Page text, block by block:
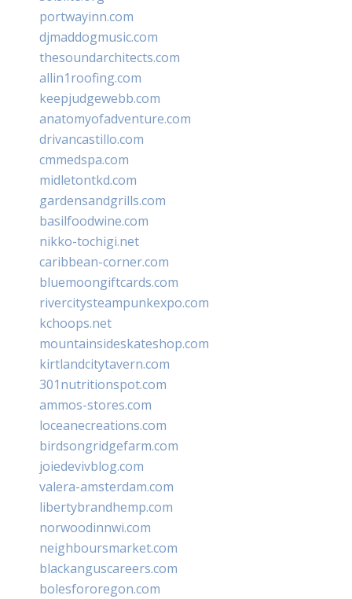
portwayinn.com
djmaddogmusic.com
thesoundarchitects.com
allin1roofing.com
keepjudgewebb.com
anatomyofadventure.com
drivancastillo.com
cmmedspa.com
midletontkd.com
gardensandgrills.com
basilfoodwine.com
nikko-tochigi.net
caribbean-corner.com
bluemoongiftcards.com
rivercitysteampunkexpo.com
kchoops.net
mountainsideskateshop.com
kirtlandcitytavern.com
301nutritionspot.com
ammos-stores.com
loceanecreations.com
birdsongridgefarm.com
joiedevivblog.com
valera-amsterdam.com
libertybrandhemp.com
norwoodinnwi.com
neighboursmarket.com
blackanguscareers.com
bolesfororegon.com